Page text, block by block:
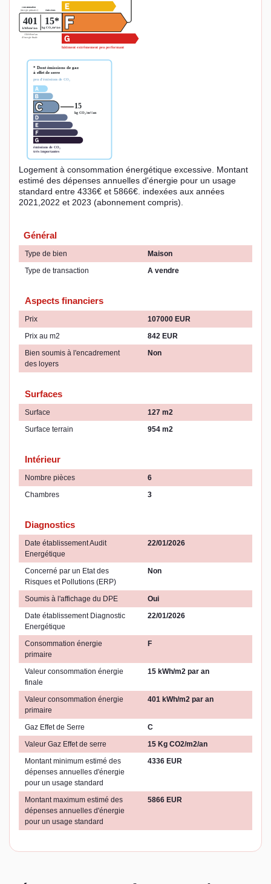
Logement à consommation énergétique excessive. Montant
estimé des dépenses annuelles d'énergie pour un usage
standard entre 4336€ et 5866€. indexées aux années
2021,2022 et 2023 (abonnement compris).
Général
Type de bien
Maison
Type de transaction
A vendre
Aspects financiers
Prix
107000 EUR
Prix au m2
842 EUR
Bien soumis à l'encadrement
des loyers
Non
Surfaces
Surface
127 m2
Surface terrain
954 m2
Intérieur
Nombre pièces
6
Chambres
3
Diagnostics
Date établissement Audit
Energétique
22/01/2026
Concerné par un Etat des
Risques et Pollutions (ERP)
Non
Soumis à l'affichage du DPE
Oui
Date établissement Diagnostic
Energétique
22/01/2026
Consommation énergie
primaire
F
Valeur consommation énergie
finale
15 kWh/m2 par an
Valeur consommation énergie
primaire
401 kWh/m2 par an
Gaz Effet de Serre
C
Valeur Gaz Effet de serre
15 Kg CO2/m2/an
Montant minimum estimé des
dépenses annuelles d'énergie
pour un usage standard
4336 EUR
Montant maximum estimé des
dépenses annuelles d'énergie
pour un usage standard
5866 EUR